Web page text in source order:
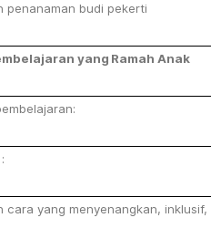
penanaman budi pekerti
yang Ramah Anak
:
cara yang menyenangkan, inklusif,